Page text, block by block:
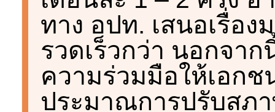
ทาง อปท. เสนอเรื่อ
รวดเร็วกว่า นอกจา
ความร่วมมือให้เอก
ประมาณการปรับสภ